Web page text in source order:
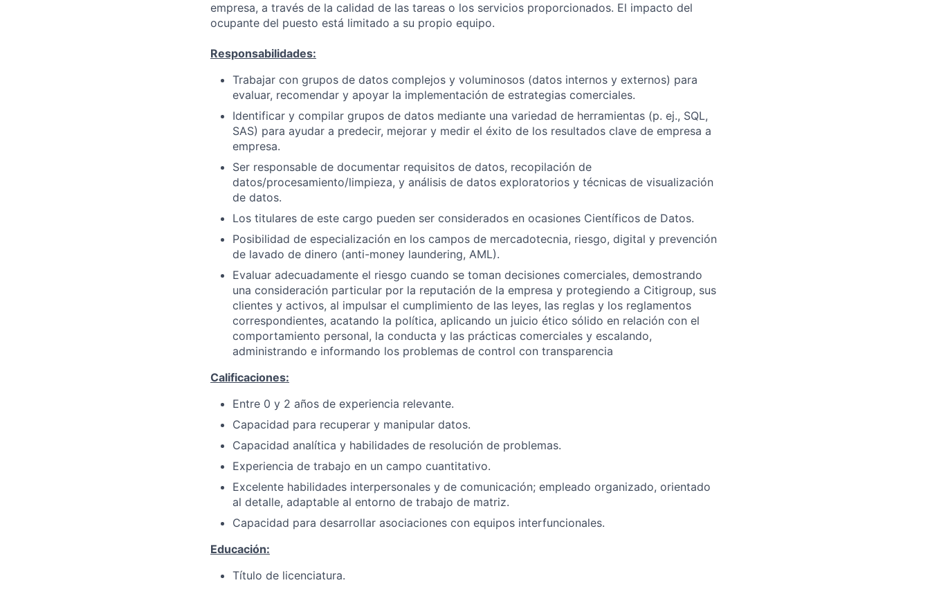
empresa, a través de la calidad de las tareas o los servicios proporcionados. El impacto del
ocupante del puesto está limitado a su propio equipo.
Responsabilidades:
Trabajar con grupos de datos complejos y voluminosos (datos internos y externos) para
evaluar, recomendar y apoyar la implementación de estrategias comerciales.
Identificar y compilar grupos de datos mediante una variedad de herramientas (p. ej., SQL,
SAS) para ayudar a predecir, mejorar y medir el éxito de los resultados clave de empresa a
empresa.
Ser responsable de documentar requisitos de datos, recopilación de
datos/procesamiento/limpieza, y análisis de datos exploratorios y técnicas de visualización
de datos.
Los titulares de este cargo pueden ser considerados en ocasiones Científicos de Datos.
Posibilidad de especialización en los campos de mercadotecnia, riesgo, digital y prevención
de lavado de dinero (anti-money laundering, AML).
Evaluar adecuadamente el riesgo cuando se toman decisiones comerciales, demostrando
una consideración particular por la reputación de la empresa y protegiendo a Citigroup, sus
clientes y activos, al impulsar el cumplimiento de las leyes, las reglas y los reglamentos
correspondientes, acatando la política, aplicando un juicio ético sólido en relación con el
comportamiento personal, la conducta y las prácticas comerciales y escalando,
administrando e informando los problemas de control con transparencia
Calificaciones:
Entre 0 y 2 años de experiencia relevante.
Capacidad para recuperar y manipular datos.
Capacidad analítica y habilidades de resolución de problemas.
Experiencia de trabajo en un campo cuantitativo.
Excelente habilidades interpersonales y de comunicación; empleado organizado, orientado
al detalle, adaptable al entorno de trabajo de matriz.
Capacidad para desarrollar asociaciones con equipos interfuncionales.
Educación:
Título de licenciatura.